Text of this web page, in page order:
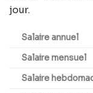
jour.
Salaire annuel
Salaire mensuel
Salaire